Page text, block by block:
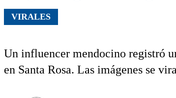
VIRALES
Un influencer mendocino registró
en Santa Rosa. Las imágenes se